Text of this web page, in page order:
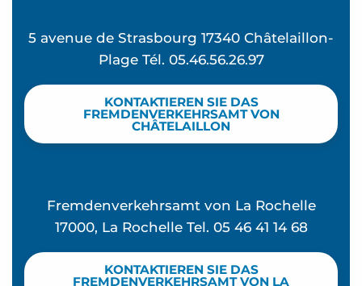
5 avenue de Strasbourg 17340 Châtelaillon-
Plage Tél. 05.46.56.26.97
KONTAKTIEREN SIE DAS
FREMDENVERKEHRSAMT VON
CHÂTELAILLON
Fremdenverkehrsamt von La Rochelle
17000, La Rochelle Tel. 05 46 41 14 68
KONTAKTIEREN SIE DAS
FREMDENVERKEHRSAMT VON LA